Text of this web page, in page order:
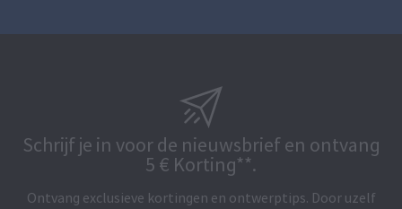
Schrijf je in voor de nieuwsbrief en ontvang
5 € Korting**.
Ontvang exclusieve kortingen en ontwerptips. Door uzelf